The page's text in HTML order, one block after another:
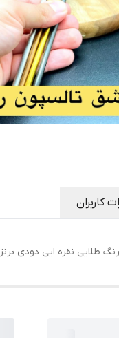
کاربران
طلایی نقره ایی دودی برنز